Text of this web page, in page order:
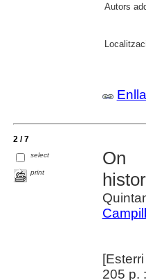
Autors
2 / 7
select
print
On
205 p.